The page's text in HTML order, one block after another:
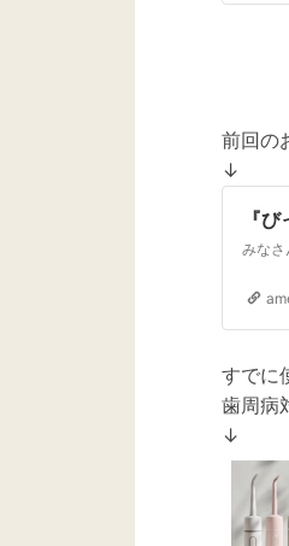
前回の
↓
『
すでに
歯周病
↓